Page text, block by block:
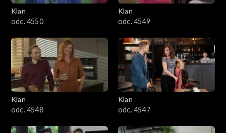
Klan
odc. 4550
Klan
odc. 4549
Klan
odc. 4548
Klan
odc. 4547